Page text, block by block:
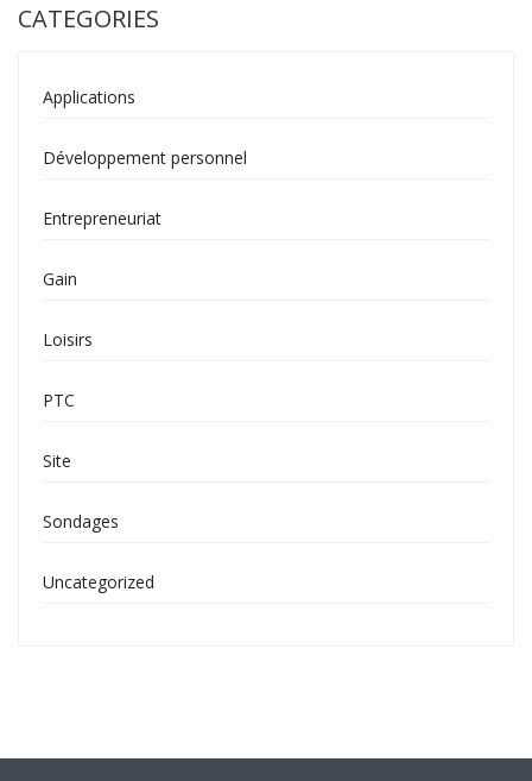
CATEGORIES
Applications
Développement personnel
Entrepreneuriat
Gain
Loisirs
PTC
Site
Sondages
Uncategorized